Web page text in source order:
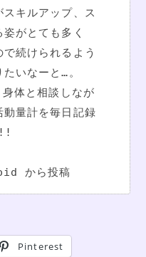
キルアップ、ス
がとても多く
続けられるよう
いなーと…。
体と相談しなが
動量計を毎日記録
から投稿
Pinterest